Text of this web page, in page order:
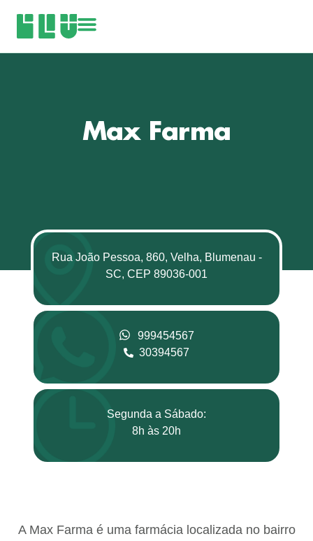
Max Farma
Rua João Pessoa, 860, Velha, Blumenau -
SC, CEP 89036-001
999454567
30394567
Segunda a Sábado:
8h às 20h
A Max Farma é uma farmácia localizada no bairro